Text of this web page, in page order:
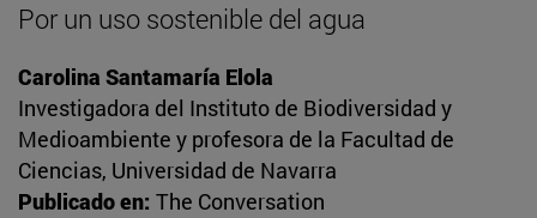
Por un uso sostenible del agua
Carolina Santamaría Elola
Investigadora del Instituto de Biodiversidad y
Medioambiente y profesora de la Facultad de
Ciencias, Universidad de Navarra
Publicado en: The Conversation